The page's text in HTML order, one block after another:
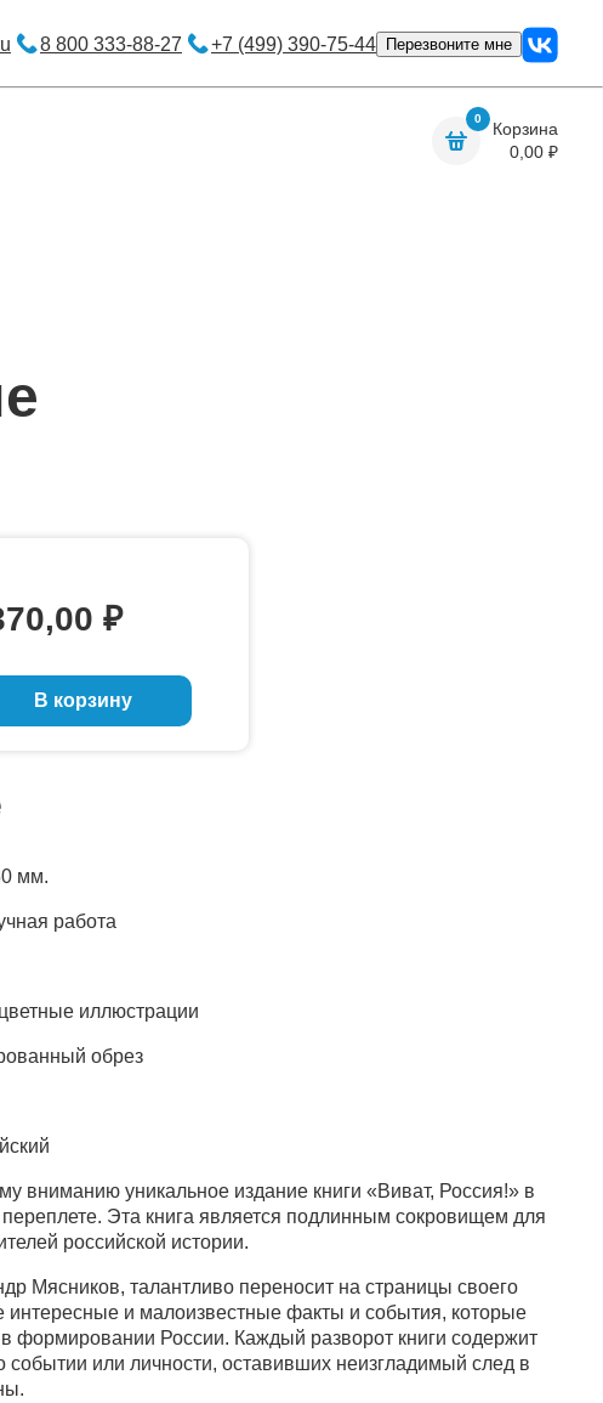
8 800 333-88-27 +7 (499) 390-75-44 Перезвоните мне
0
Корзина
0,00 ₽
₽
В корзину
мм.
работа
иллюстрации
обрез
вниманию уникальное издание книги «Виват, Россия!» в
Эта книга является подлинным сокровищем для
российской истории.
Мясников, талантливо переносит на страницы своего
интересные и малоизвестные факты и события, которые
формировании России. Каждый разворот книги содержит
событии или личности, оставивших неизгладимый след в